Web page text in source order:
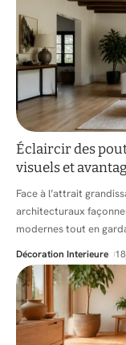
Éclaircir des
visuels et
Face à l’attrait
architecturaux
modernes tout en
Décoration Interieure